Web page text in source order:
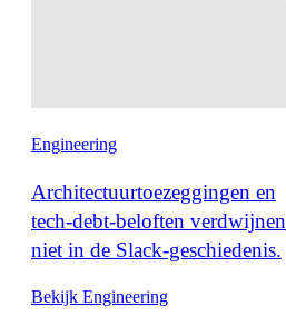
Engineering
Architectuurtoezeggingen en
tech-debt-beloften verdwijnen
niet in de Slack-geschiedenis.
Bekijk Engineering